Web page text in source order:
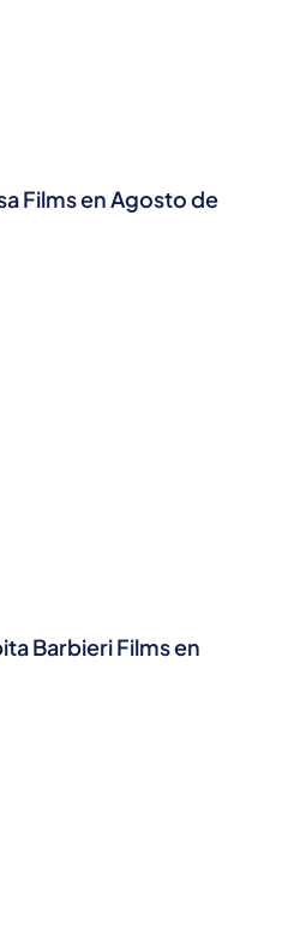
Films en Agosto de
Barbieri Films en